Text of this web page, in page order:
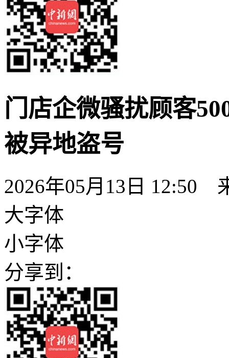
门店企微骚扰顾客
被异地盗号
2026年05月13日 12:50
大字体
小字体
分享到：